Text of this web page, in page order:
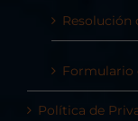
Resolución
Formulario
Política de